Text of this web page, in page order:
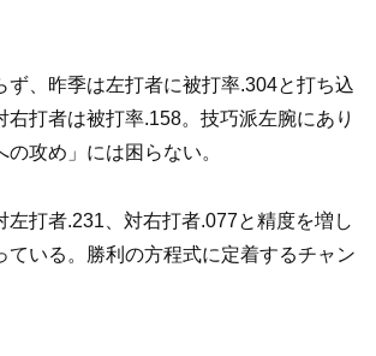
、昨季は左打者に被打率.304と打ち込
右打者は被打率.158。技巧派左腕にあり
攻め」には困らない。
打者.231、対右打者.077と精度を増し
ている。勝利の方程式に定着するチャン